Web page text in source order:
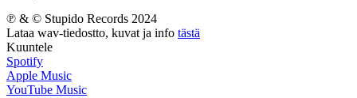
℗ & © Stupido Records 2024
Lataa wav-tiedostto, kuvat ja info tästä
Kuuntele
Spotify
Apple Music
YouTube Music